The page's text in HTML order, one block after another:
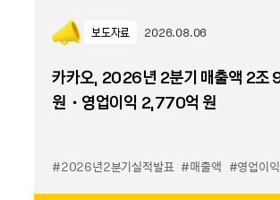
보도자료 2026.08.06
카카오, 2026년 2분기 매출액 2조
원・영업이익 2,770억 원
#2026년2분기실적발표 #매출액 #영업이익